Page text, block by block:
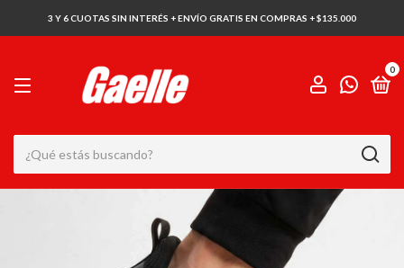
3 Y 6 CUOTAS SIN INTERÉS + ENVÍO GRATIS EN COMPRAS + $135.000
0